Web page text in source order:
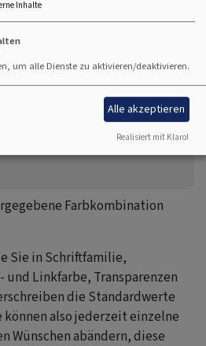
hat. Dann läuft der Header-
Logo passt ins Design.
farbigen Hintergrund, dann
in einem Grafik-
und auf einem transparenten
ist nicht sinnvoll, das Logo
Hintergrund zu versehen.
Farbkombination
Sie in Schriftfamilie,
Linkfarbe, Transparenzen
die Standardwerte
können also jederzeit einzelne
Wünschen abändern, diese
Inhalte
um alle Dienste zu aktivieren/deaktivieren.
Alle akzeptieren
Realisiert mit Klaro!